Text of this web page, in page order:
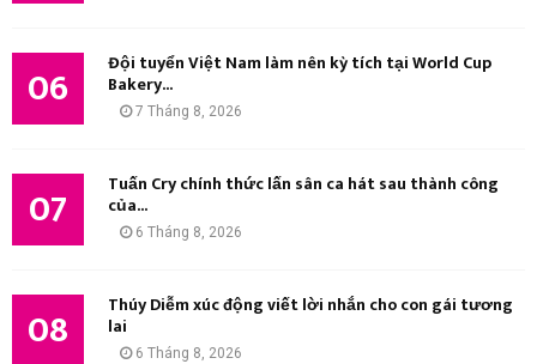
06 Đội tuyển Việt Nam làm nên kỳ tích tại World Cup
Bakery...
7 Tháng 8, 2026
07 Tuấn Cry chính thức lấn sân ca hát sau thành công
của...
6 Tháng 8, 2026
08 Thúy Diễm xúc động viết lời nhắn cho con gái tương
lai
6 Tháng 8, 2026